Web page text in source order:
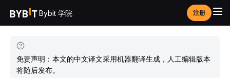
Bybit 学院 注册
免责声明：本文的中文译文采用机器翻译生成，人工编辑版本
将随后发布。